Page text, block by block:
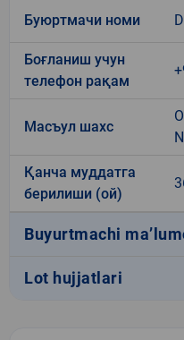
Буюртмачи номи
Боғланиш учун
телефон рақам
Масъул шахс
Қанча муддатга
берилиши (ой)
Buyurtmachi
Lot hujjatlari